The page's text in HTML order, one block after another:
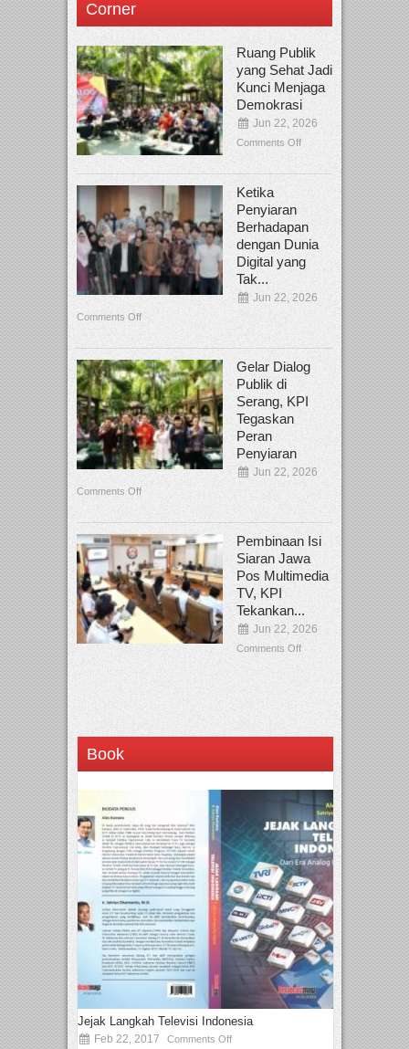
Corner
Ruang Publik
yang Sehat Jadi
Kunci Menjaga
Demokrasi
Jun 22, 2026
Comments Off
Ketika
Penyiaran
Berhadapan
dengan Dunia
Digital yang
Tak...
Jun 22, 2026
Comments Off
Gelar Dialog
Publik di
Serang, KPI
Tegaskan
Peran
Penyiaran
Jun 22, 2026
Comments Off
Pembinaan Isi
Siaran Jawa
Pos Multimedia
TV, KPI
Tekankan...
Jun 22, 2026
Comments Off
Book
Jejak Langkah Televisi Indonesia
Feb 22, 2017 Comments Off